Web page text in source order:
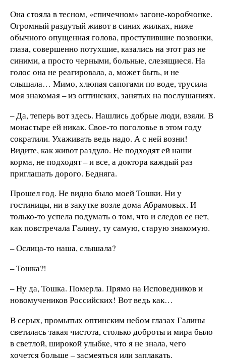
Она стояла в тесном, «спичечном» загоне-коробчонке.
Огромный раздутый живот в синих жилках, ниже
обычного опущенная голова, проступившие позвонки,
глаза, совершенно потухшие, казались на этот раз не
синими, а просто черными, больные, слезящиеся. На
голос она не реагировала, а, может быть, и не
слышала… Мимо, хлюпая сапогами по воде, трусила
моя знакомая – из оптинских, занятых на послушаниях.
– Да, теперь вот здесь. Нашлись добрые люди, взяли. В
монастыре ей никак. Свое-то поголовье в этом году
сократили. Ухаживать ведь надо. А с ней возни!
Видите, как живот раздуло. Не подходят ей наши
корма, не подходят – и все, а доктора каждый раз
приглашать дорого. Бедняга.
Прошел год. Не видно было моей Тошки. Ни у
гостиницы, ни в закутке возле дома Абрамовых. И
только-то успела подумать о том, что и следов ее нет,
как повстречала Галину, ту самую, старую знакомую.
– Ослица-то наша, слышала?
– Тошка?!
– Ну да, Тошка. Померла. Прямо на Исповедников и
новомучеников Российских! Вот ведь как…
В серых, промытых оптинским небом глазах Галины
светилась такая чистота, столько доброты и мира было
в светлой, широкой улыбке, что я не знала, чего
хочется больше – засмеяться или заплакать.